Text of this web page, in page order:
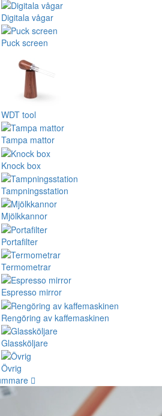
Digitala vågar
Puck screen
WDT tool
Tampa mattor
Knock box
Tampningsstation
Mjölkkannor
Portafilter
Termometrar
Espresso mirror
Rengöring av kaffemaskinen
Glassköljare
Övrig